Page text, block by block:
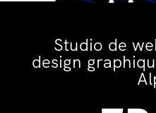
Studio de
design